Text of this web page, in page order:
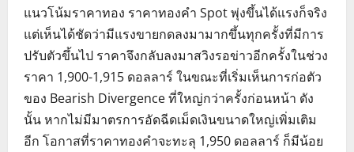
แนวโน้มราคาทอง ราคาทองคำ Spot พุ่งขึ้นได้แรงก็จริง
แต่เห็นได้ชัดว่ามีแรงขายกดลงมามากขึ้นทุกครั้งที่มีการ
ปรับตัวขึ้นไป ราคาจึงกลับลงมาสวิงรอข่าวอีกครั้งในช่วง
ราคา 1,900-1,915 ดอลลาร์ ในขณะที่เริ่มเห็นการก่อตัว
ของ Bearish Divergence ที่ใหญ่กว่าครั้งก่อนหน้า ดัง
นั้น หากไม่มีมาตรการอัดฉีดเม็ดเงินขนาดใหญ่เพิ่มเติม
อีก โอกาสที่ราคาทองคำจะทะลุ 1,950 ดอลลาร์ ก็มีน้อย